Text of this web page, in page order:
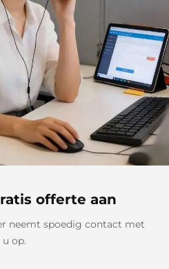
offerte aan
neemt spoedig contact met
u op.